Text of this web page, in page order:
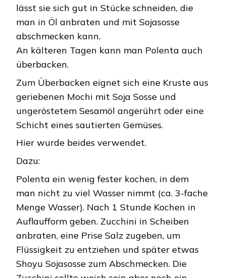
lässt sie sich gut in Stücke schneiden, die
man in Öl anbraten und mit Sojasosse
abschmecken kann.
An kälteren Tagen kann man Polenta auch
überbacken.
Zum Überbacken eignet sich eine Kruste aus
geriebenen Mochi mit Soja Sosse und
ungeröstetem Sesamöl angerührt oder eine
Schicht eines sautierten Gemüses.
Hier wurde beides verwendet.
Dazu:
Polenta ein wenig fester kochen, in dem
man nicht zu viel Wasser nimmt (ca. 3-fache
Menge Wasser). Nach 1 Stunde Kochen in
Auflaufform geben. Zucchini in Scheiben
anbraten, eine Prise Salz zugeben, um
Flüssigkeit zu entziehen und später etwas
Shoyu Sojasosse zum Abschmecken. Die